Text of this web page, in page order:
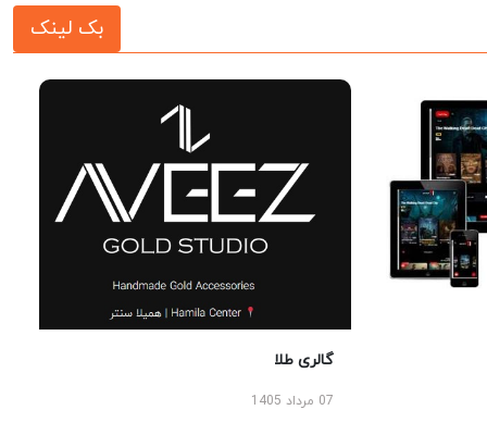
بک لینک
گالری طلا
07 مرداد 1405